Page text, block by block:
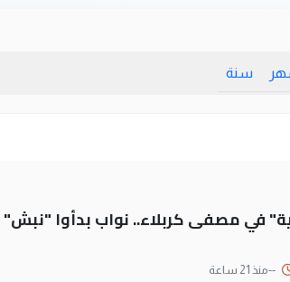
سنة
في مصفى كربلاء.. نواب بدأوا
--منذ 21 ساعة